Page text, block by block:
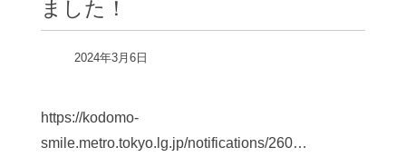
ました！
2024年3月6日
https://kodomo-
smile.metro.tokyo.lg.jp/notifications/260…